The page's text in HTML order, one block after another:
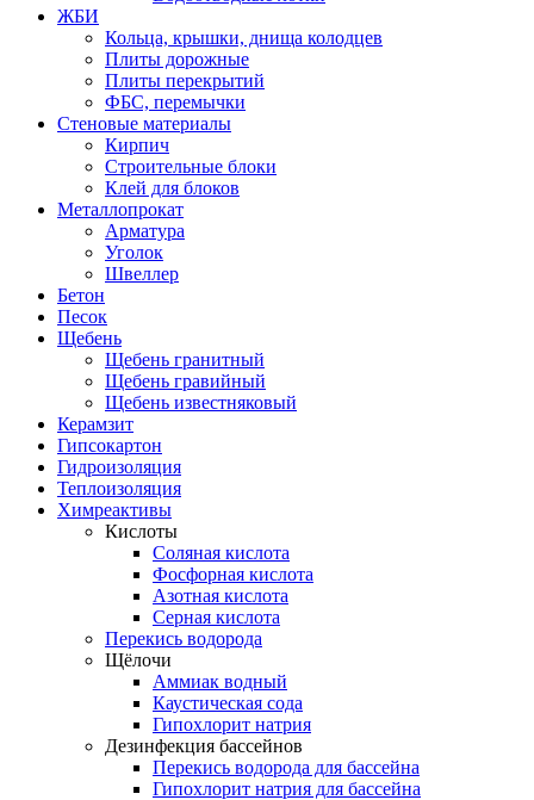
ЖБИ
Кольца, крышки, днища колодцев
Плиты дорожные
Плиты перекрытий
ФБС, перемычки
Стеновые материалы
Кирпич
Строительные блоки
Клей для блоков
Металлопрокат
Арматура
Уголок
Швеллер
Бетон
Песок
Щебень
Щебень гранитный
Щебень гравийный
Щебень известняковый
Керамзит
Гипсокартон
Гидроизоляция
Теплоизоляция
Химреактивы
Кислоты
Соляная кислота
Фосфорная кислота
Азотная кислота
Серная кислота
Перекись водорода
Щёлочи
Аммиак водный
Каустическая сода
Гипохлорит натрия
Дезинфекция бассейнов
Перекись водорода для бассейна
Гипохлорит натрия для бассейна